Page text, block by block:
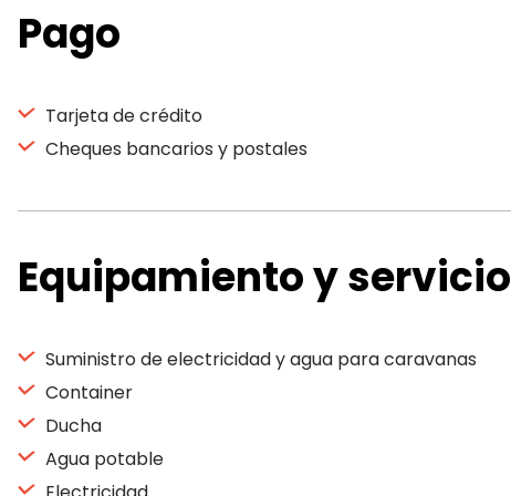
Pago
Tarjeta de crédito
Cheques bancarios y postales
Equipamiento y servicio
Suministro de electricidad y agua para caravanas
Container
Ducha
Agua potable